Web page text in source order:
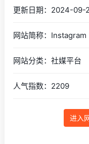
更新日期：2024-09-
网站简称：Instagram
网站分类：社媒平台
人气指数：2209
进入